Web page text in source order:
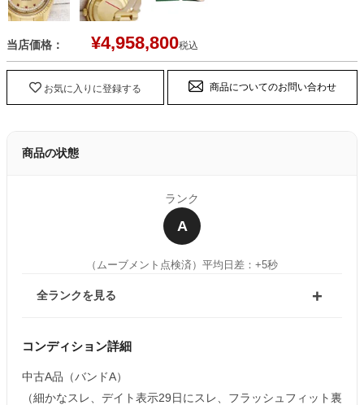
当店価格： ¥4,958,800税込
お気に入りに登録する 商品についてのお問い合わせ
商品の状態
ランク
A
（ムーブメント点検済） 平均日差：+5秒
全ランクを見る
コンディション詳細
中古A品（バンドA）
（細かなスレ、デイト表示29日にスレ、フラッシュフィット裏